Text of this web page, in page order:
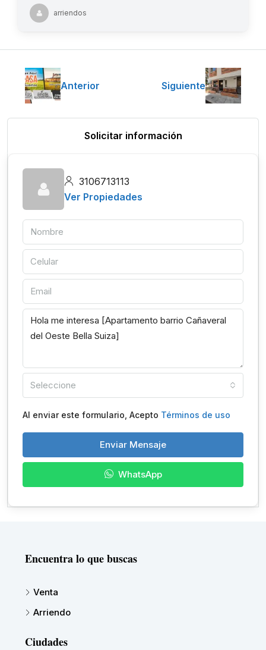
arriendos
Anterior Siguiente
Solicitar información
3106713113
Ver Propiedades
Seleccione
Al enviar este formulario, Acepto Términos de uso
Enviar Mensaje
WhatsApp
Encuentra lo que buscas
Venta
Arriendo
Ciudades